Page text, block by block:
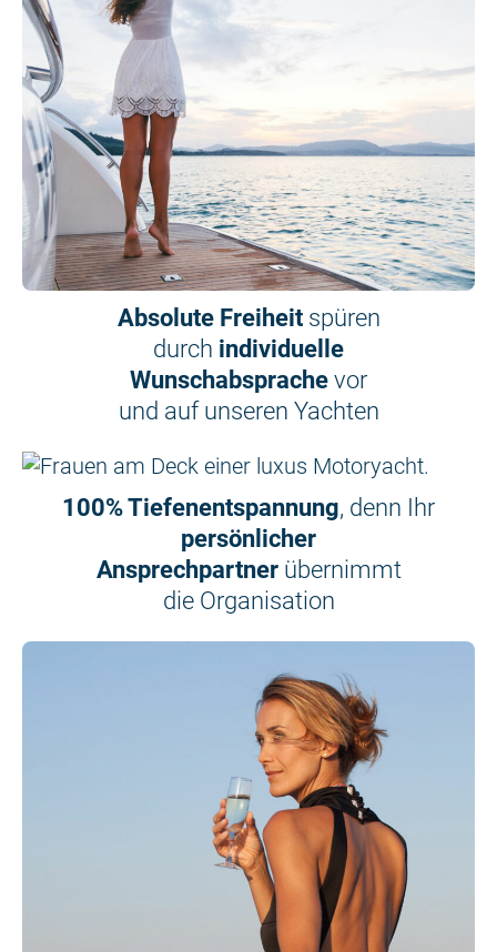
Absolute Freiheit spüren
durch individuelle
Wunschabsprache vor
und auf unseren Yachten
100% Tiefenentspannung, denn Ihr
persönlicher
Ansprechpartner übernimmt
die Organisation